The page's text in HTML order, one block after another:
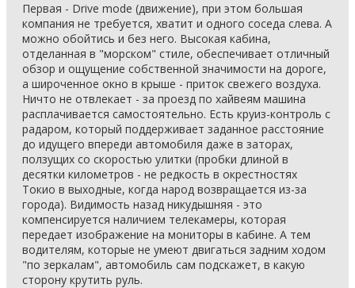
Первая - Drive mode (движение), при этом большая
компания не требуется, хватит и одного соседа слева. А
можно обойтись и без него. Высокая кабина,
отделанная в "морском" стиле, обеспечивает отличный
обзор и ощущение собственной значимости на дороге,
а широченное окно в крыше - приток свежего воздуха.
Ничто не отвлекает - за проезд по хайвеям машина
расплачивается самостоятельно. Есть круиз-контроль с
радаром, который поддерживает заданное расстояние
до идущего впереди автомобиля даже в заторах,
ползущих со скоростью улитки (пробки длиной в
десятки километров - не редкость в окрестностях
Токио в выходные, когда народ возвращается из-за
города). Видимость назад никудышняя - это
компенсируется наличием телекамеры, которая
передает изображение на мониторы в кабине. А тем
водителям, которые не умеют двигаться задним ходом
"по зеркалам", автомобиль сам подскажет, в какую
сторону крутить руль.